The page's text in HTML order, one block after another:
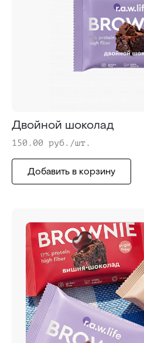
Двойной шоколад
150.00 руб./шт.
Добавить в корзину